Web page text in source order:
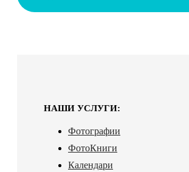
НАШИ УСЛУГИ:
Фотографии
ФотоКниги
Календари